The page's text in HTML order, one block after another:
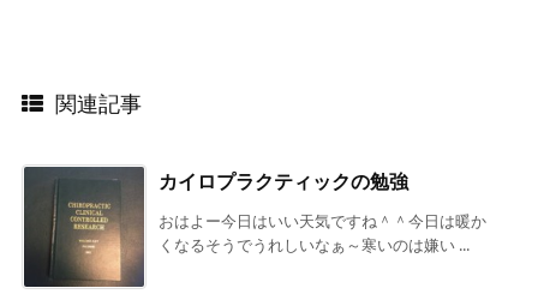
関連記事
カイロプラクティックの勉強
おはよー今日はいい天気ですね＾＾今日は暖か
くなるそうでうれしいなぁ～寒いのは嫌い ...